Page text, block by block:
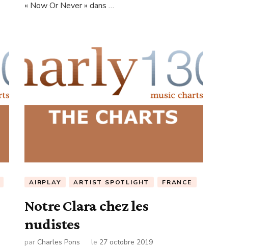
« Now Or Never » dans …
AIRPLAY ARTIST SPOTLIGHT FRANCE
Notre Clara chez les
nudistes
par Charles Pons le 27 octobre 2019